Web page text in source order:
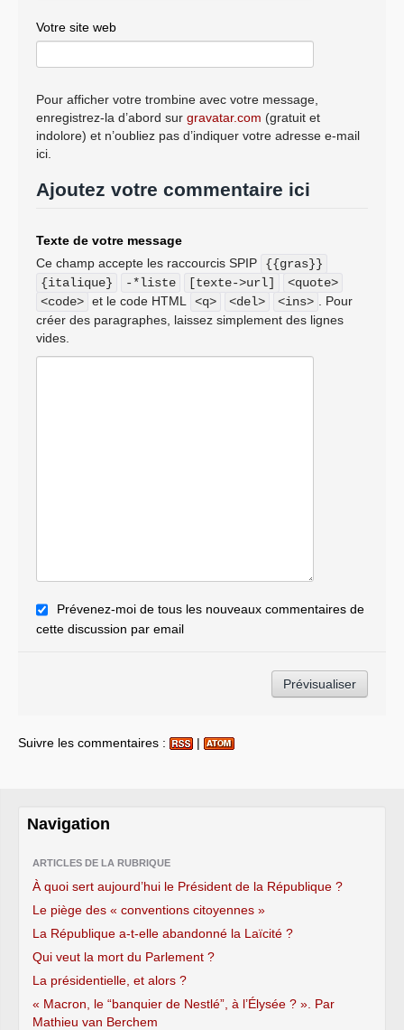
Votre site web
Pour afficher votre trombine avec votre message,
enregistrez-la d’abord sur gravatar.com (gratuit et
indolore) et n’oubliez pas d’indiquer votre adresse e-mail
ici.
Ajoutez votre commentaire ici
Texte de votre message
Ce champ accepte les raccourcis SPIP
{{gras}}
{italique}
-*liste [texte->url]
<quote>
<code> et le code HTML <q> <del> <ins>
. Pour
créer des paragraphes, laissez simplement des lignes
vides.
Prévenez-moi de tous les nouveaux commentaires de
cette discussion par email
Suivre les commentaires : |
Navigation
ARTICLES DE LA RUBRIQUE
À quoi sert aujourd’hui le Président de la République ?
Le piège des « conventions citoyennes »
La République a-t-elle abandonné la Laïcité ?
Qui veut la mort du Parlement ?
La présidentielle, et alors ?
« Macron, le “banquier de Nestlé”, à l’Élysée ? ». Par
Mathieu van Berchem